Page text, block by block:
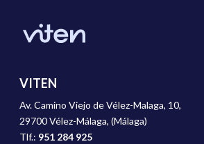
VITEN
Av. Camino Viejo de Vélez-Malaga, 10,
29700 Vélez-Málaga, (Málaga)
Tlf.: 951 284 925